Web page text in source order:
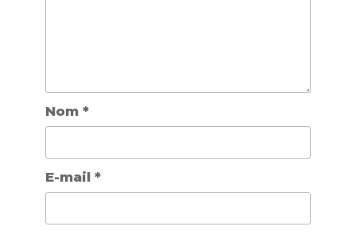
Nom *
E-mail *